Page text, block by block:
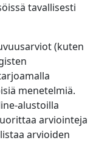
tavallisesti
(kuten
menetelmiä.
alustoilla
arviointeja
arvioiden